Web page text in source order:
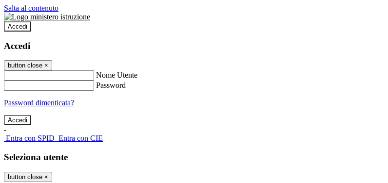
Salta al contenuto
Accedi
Accedi
button close ×
Nome Utente
Password
Password dimenticata?
-
Entra con SPID Entra con CIE
Seleziona utente
button close ×